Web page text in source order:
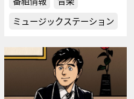
ミュージックステーション